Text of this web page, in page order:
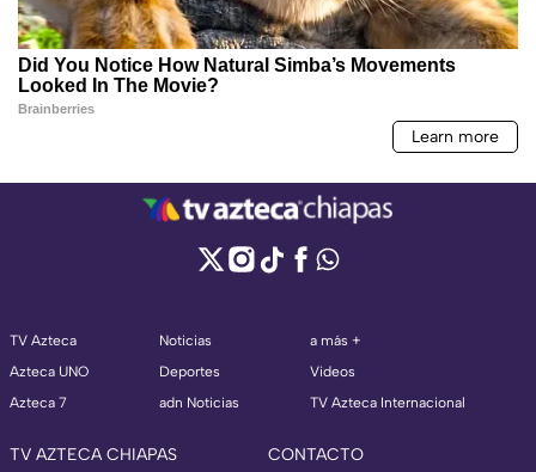
TV Azteca
Azteca UNO
Azteca 7
Noticias
Deportes
adn Noticias
a más +
Videos
TV Azteca Internacional
TV AZTECA CHIAPAS CONTACTO